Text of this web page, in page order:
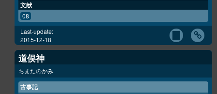
文献
08
Last-update:
2015-12-18
道俣神
ちまたのかみ
古事記